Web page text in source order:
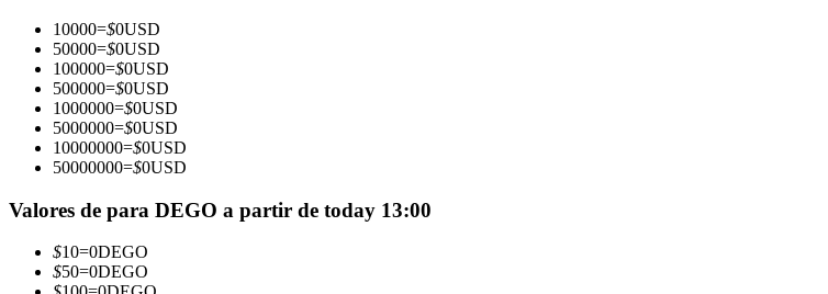
Copiar Trading
Junte-se aos principais traders
10000=$0USD
50000=$0USD
100000=$0USD
500000=$0USD
1000000=$0USD
5000000=$0USD
10000000=$0USD
50000000=$0USD
Valores de para DEGO a partir de today 13:00
$10=0DEGO
$50=0DEGO